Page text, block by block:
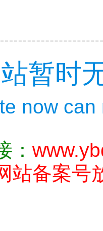
暂时
now
：
站备案号